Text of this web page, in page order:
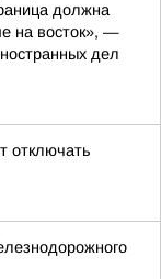
должна
на восток», —
дел
отключать